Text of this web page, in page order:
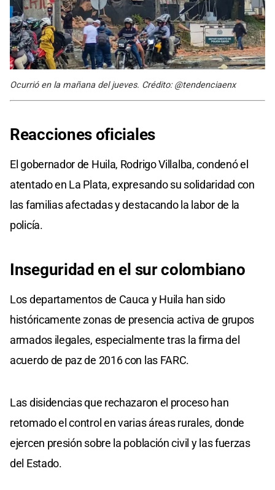
Ocurrió en la mañana del jueves. Crédito: @tendenciaenx
Reacciones oficiales
El gobernador de Huila, Rodrigo Villalba, condenó el
atentado en La Plata, expresando su solidaridad con
las familias afectadas y destacando la labor de la
policía.
Inseguridad en el sur colombiano
Los departamentos de Cauca y Huila han sido
históricamente zonas de presencia activa de grupos
armados ilegales, especialmente tras la firma del
acuerdo de paz de 2016 con las FARC.
Las disidencias que rechazaron el proceso han
retomado el control en varias áreas rurales, donde
ejercen presión sobre la población civil y las fuerzas
del Estado.